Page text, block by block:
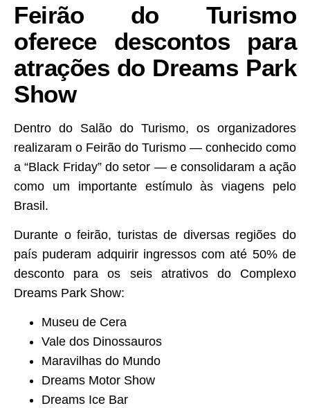
Feirão do Turismo
oferece descontos para
atrações do Dreams Park
Show
Dentro do Salão do Turismo, os organizadores
realizaram o Feirão do Turismo — conhecido como
a “Black Friday” do setor — e consolidaram a ação
como um importante estímulo às viagens pelo
Brasil.
Durante o feirão, turistas de diversas regiões do
país puderam adquirir ingressos com até 50% de
desconto para os seis atrativos do Complexo
Dreams Park Show:
Museu de Cera
Vale dos Dinossauros
Maravilhas do Mundo
Dreams Motor Show
Dreams Ice Bar